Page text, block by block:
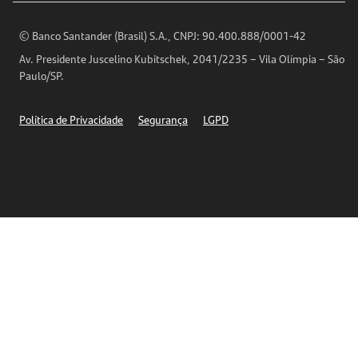
Horários de Atendimento
Telefones
© Banco Santander (Brasil) S.A., CNPJ: 90.400.888/0001-42
Av. Presidente Juscelino Kubitschek, 2041/2235 – Vila Olímpia – São
Paulo/SP.
Política de Privacidade Segurança LGPD